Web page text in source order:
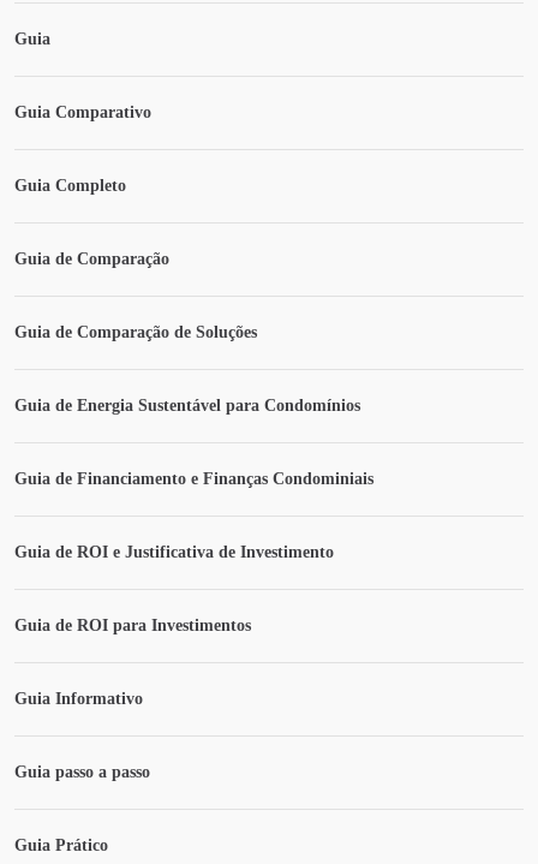
Guia
Guia Comparativo
Guia Completo
Guia de Comparação
Guia de Comparação de Soluções
Guia de Energia Sustentável para Condomínios
Guia de Financiamento e Finanças Condominiais
Guia de ROI e Justificativa de Investimento
Guia de ROI para Investimentos
Guia Informativo
Guia passo a passo
Guia Prático